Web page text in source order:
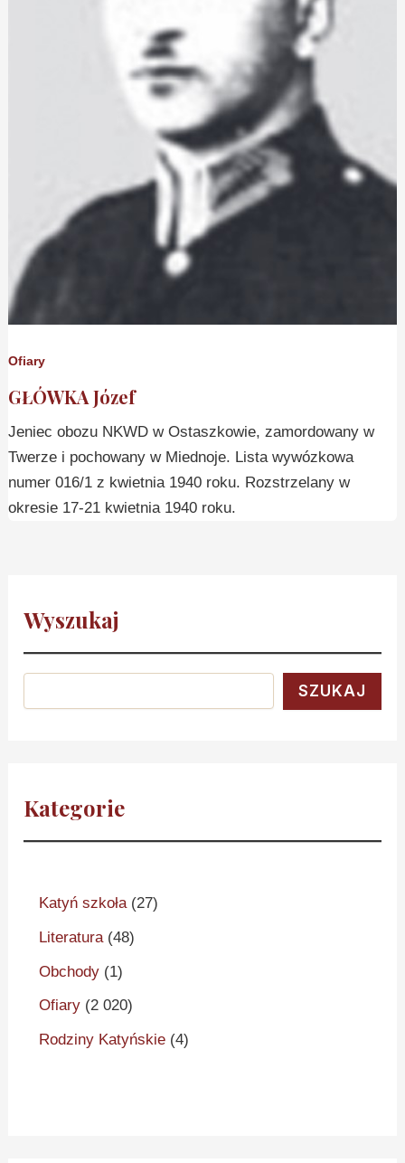
Ofiary
GŁÓWKA Józef
Jeniec obozu NKWD w Ostaszkowie, zamordowany w
Twerze i pochowany w Miednoje. Lista wywózkowa
numer 016/1 z kwietnia 1940 roku. Rozstrzelany w
okresie 17-21 kwietnia 1940 roku.
Wyszukaj
SZUKAJ
Kategorie
Katyń szkoła(27)
Literatura(48)
Obchody (1)
Ofiary (2 020)
Rodziny Katyńskie (4)